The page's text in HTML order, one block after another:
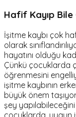
Hafif Kayıp
İşitme kaybı çok
olarak
hayatını olduğu
Çünkü çocuklarda
öğrenmesini
işitme kaybının
büyük önem
şey
çocuklarda, uygun